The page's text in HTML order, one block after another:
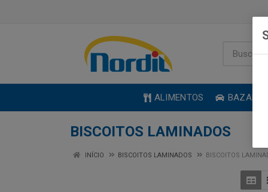
ALIMENTOS BAZAR
BISCOITOS LAMINADOS
INÍCIO BISCOITOS LAMINADOS BISCOITOS